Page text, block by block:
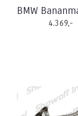
BMW
4.369,-